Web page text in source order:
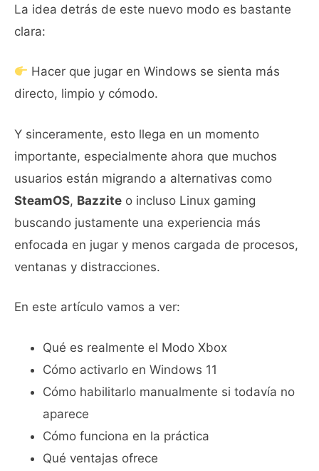
La idea detrás de este nuevo modo es bastante
clara:
Hacer que jugar en Windows se sienta más
directo, limpio y cómodo.
Y sinceramente, esto llega en un momento
importante, especialmente ahora que muchos
usuarios están migrando a alternativas como
SteamOS, Bazzite o incluso Linux gaming
buscando justamente una experiencia más
enfocada en jugar y menos cargada de procesos,
ventanas y distracciones.
En este artículo vamos a ver:
Qué es realmente el Modo Xbox
Cómo activarlo en Windows 11
Cómo habilitarlo manualmente si todavía no
aparece
Cómo funciona en la práctica
Qué ventajas ofrece